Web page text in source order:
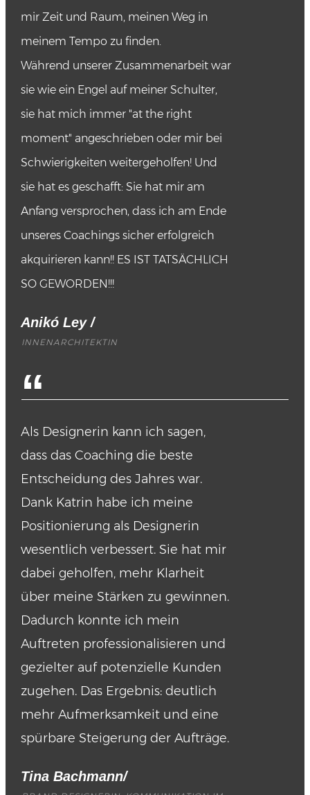
mir Zeit und Raum, meinen Weg in
meinem Tempo zu finden.
Während unserer Zusammenarbeit war
sie wie ein Engel auf meiner Schulter,
sie hat mich immer "at the right
moment" angeschrieben oder mir bei
Schwierigkeiten weitergeholfen! Und
sie hat es geschafft: Sie hat mir am
Anfang versprochen, dass ich am Ende
unseres Coachings sicher erfolgreich
akquirieren kann!! ES IST TATSÄCHLICH
SO GEWORDEN!!!
Anikó Ley/
INNENARCHITEKTIN
“
Als Designerin kann ich sagen,
dass das Coaching die beste
Entscheidung des Jahres war.
Dank Katrin habe ich meine
Positionierung als Designerin
wesentlich verbessert. Sie hat mir
dabei geholfen, mehr Klarheit
über meine Stärken zu gewinnen.
Dadurch konnte ich mein
Auftreten professionalisieren und
gezielter auf potenzielle Kunden
zugehen. Das Ergebnis: deutlich
mehr Aufmerksamkeit und eine
spürbare Steigerung der Aufträge.
Tina Bachmann/